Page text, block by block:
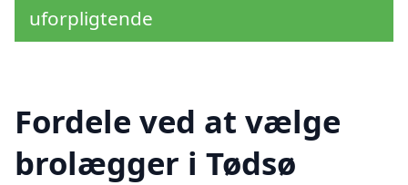
uforpligtende
Fordele ved at vælge
brolægger i Tødsø